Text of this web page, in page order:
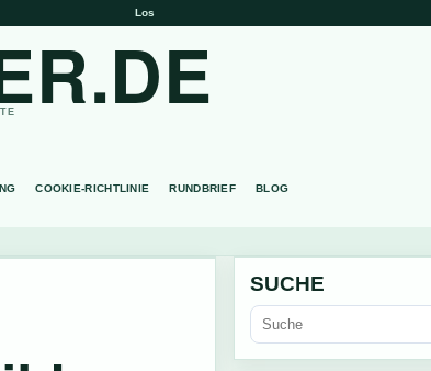
Los
COOKIE-RICHTLINIE RUNDBRIEF BLOG
SUCHE